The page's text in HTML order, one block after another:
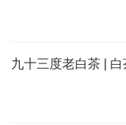
九十三度老白茶 |